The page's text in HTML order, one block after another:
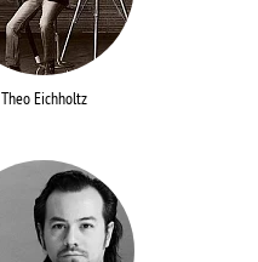
Theo Eichholtz